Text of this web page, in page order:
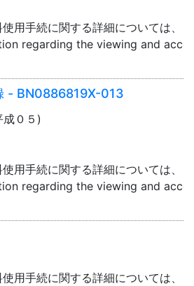
用手続に関する詳細については、「
regarding the viewing and
- BN0886819X-013
０５)
用手続に関する詳細については、「
regarding the viewing and
用手続に関する詳細については、「